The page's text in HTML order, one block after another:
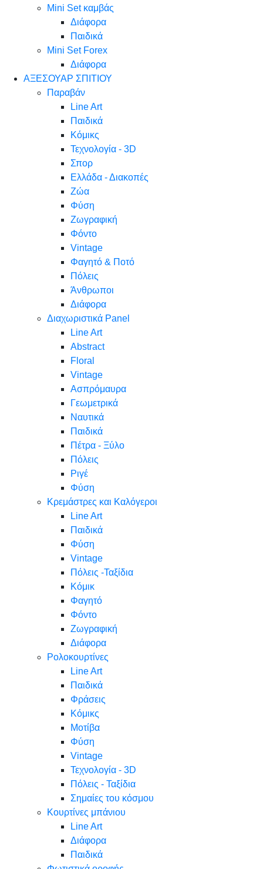
Mini Set καμβάς
Διάφορα
Παιδικά
Mini Set Forex
Διάφορα
ΑΞΕΣΟΥΑΡ ΣΠΙΤΙΟΥ
Παραβάν
Line Art
Παιδικά
Κόμικς
Τεχνολογία - 3D
Σπορ
Ελλάδα - Διακοπές
Ζώα
Φύση
Ζωγραφική
Φόντο
Vintage
Φαγητό & Ποτό
Πόλεις
Άνθρωποι
Διάφορα
Διαχωριστικά Panel
Line Art
Abstract
Floral
Vintage
Ασπρόμαυρα
Γεωμετρικά
Ναυτικά
Παιδικά
Πέτρα - Ξύλο
Πόλεις
Ριγέ
Φύση
Κρεμάστρες και Καλόγεροι
Line Art
Παιδικά
Φύση
Vintage
Πόλεις -Ταξίδια
Κόμικ
Φαγητό
Φόντο
Ζωγραφική
Διάφορα
Ρολοκουρτίνες
Line Art
Παιδικά
Φράσεις
Κόμικς
Μοτίβα
Φύση
Vintage
Τεχνολογία - 3D
Πόλεις - Ταξίδια
Σημαίες του κόσμου
Κουρτίνες μπάνιου
Line Art
Διάφορα
Παιδικά